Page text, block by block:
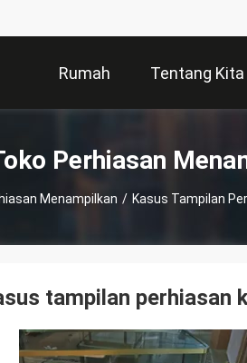
Rumah Tentang Kita
Perhiasan
Menampilkan / Kasus Tampilan
tampilan perhiasan